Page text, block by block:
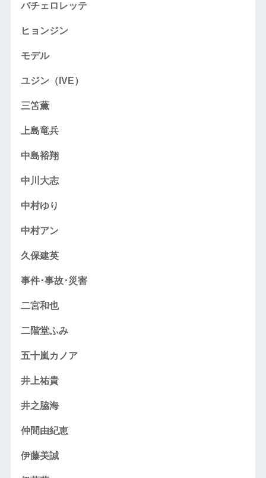
バチェロレッテ
ヒョンジン
モデル
ユジン（IVE）
三笘薫
上島竜兵
中島裕翔
中川大志
中村ゆり
中村アン
久保建英
事件･事故･災害
二宮和也
二階堂ふみ
五十嵐カノア
井上祐貴
井之脇海
仲間由紀恵
伊藤美誠